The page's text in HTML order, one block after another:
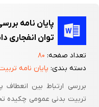
پایان نامه
توان انفجاری
تعداد صفحه: ۸۰
دسته بندی: پایان نامه
بررسی ارتباط بین انعطاف
تربیت بدنی عمومی چکیده